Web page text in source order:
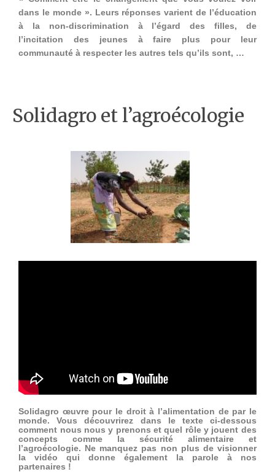
dans le monde ». Leurs réponses varient de l’éducation
à la non-discrimination à l’égard des filles, de
l’incitation des jeunes à faire plus pour leur
communauté à respecter les autres tels qu’ils sont, …
Solidagro et l’agroécologie
Solidagro œuvre pour le droit à l’alimentation de par le
monde. Vous découvrirez dans le texte ci-dessous
comment nous nous y prenons et quel rôle y jouent des
concepts comme la sécurité alimentaire et
l’agroécologie. Ne manquez pas non plus de visionner
la vidéo qui donne également la parole à nos
partenaires !